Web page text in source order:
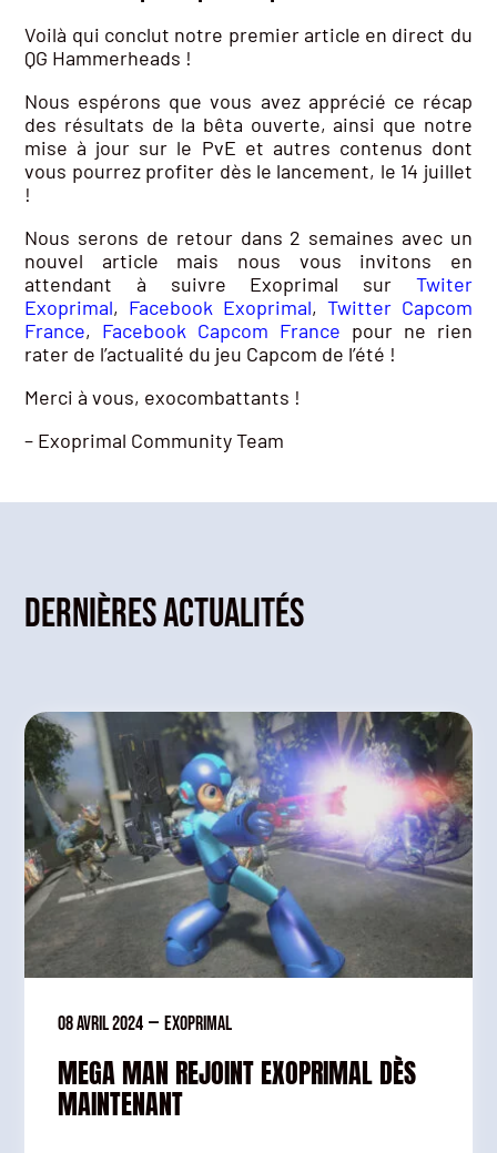
Voilà qui conclut notre premier article en direct du
QG Hammerheads !
Nous espérons que vous avez apprécié ce récap
des résultats de la bêta ouverte, ainsi que notre
mise à jour sur le PvE et autres contenus dont
vous pourrez profiter dès le lancement, le 14 juillet
!
Nous serons de retour dans 2 semaines avec un
nouvel article mais nous vous invitons en
attendant à suivre Exoprimal sur Twiter
Exoprimal, Facebook Exoprimal, Twitter Capcom
France, Facebook Capcom France pour ne rien
rater de l’actualité du jeu Capcom de l’été !
Merci à vous, exocombattants !
– Exoprimal Community Team
Dernières actualités
08 avril 2024 — Exoprimal
MEGA MAN REJOINT EXOPRIMAL DÈS
MAINTENANT